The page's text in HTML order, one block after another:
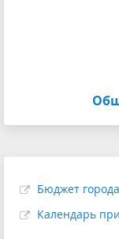
Бюджет
Календарь